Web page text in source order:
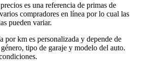
es una referencia de primas de
compradores en línea por lo cual las
pueden variar.
por km es personalizada y depende de
tipo de garaje y modelo del auto.